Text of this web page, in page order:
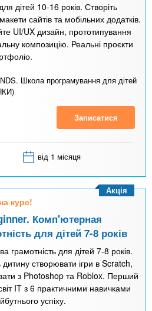
дітей 10-16 років. Створіть
сайтів та мобільних додатків.
UI/UX дизайн, прототипування
композицію. Реальні проєкти
Школа програмування для дітей
Записатися
від 1 місяця
курс!
Комп'ютерная
для дітей 7-8 років
грамотність для дітей 7-8 років.
дитину створювати ігри в Scratch,
з Photoshop та Roblox. Перший
IT з 6 практичними навичками
успіху.
Акція